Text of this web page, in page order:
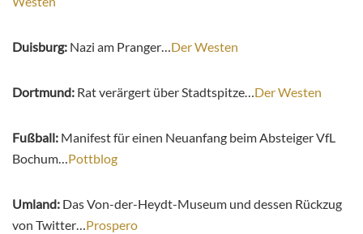
Duisburg: Nazi am Pranger…Der Westen
Dortmund: Rat verärgert über Stadtspitze…Der Westen
Fußball: Manifest für einen Neuanfang beim Absteiger VfL
Bochum…Pottblog
Umland: Das Von-der-Heydt-Museum und dessen Rückzug
von Twitter…Prospero